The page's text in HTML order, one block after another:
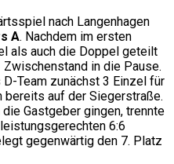
nach Langenhagen
A. Nachdem im ersten
als auch die Doppel geteilt
in die Pause.
Team zunächst 3 Einzel für
bereits auf der Siegerstraße.
Gastgeber gingen, trennte
6:6
gegenwärtig den 7. Platz